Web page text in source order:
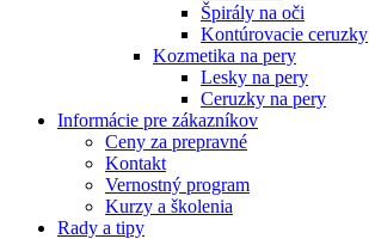
Špirály na oči
Kontúrovacie ceruzky
Kozmetika na pery
Lesky na pery
Ceruzky na pery
Informácie pre zákazníkov
Ceny za prepravné
Kontakt
Vernostný program
Kurzy a školenia
Rady a tipy